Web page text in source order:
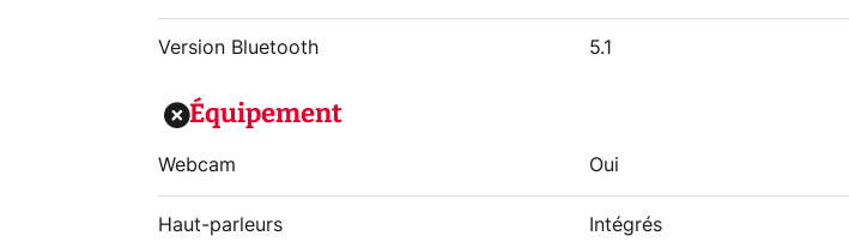
Version Bluetooth 5.1
Équipement
Webcam Oui
Haut-parleurs Intégrés